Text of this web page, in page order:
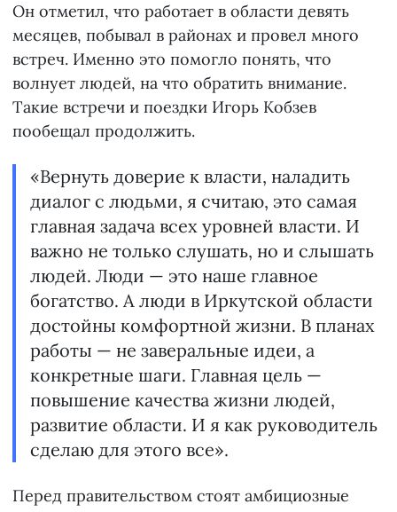
Он отметил, что работает в области девять
месяцев, побывал в районах и провел много
встреч. Именно это помогло понять, что
волнует людей, на что обратить внимание.
Такие встречи и поездки Игорь Кобзев
пообещал продолжить.
«Вернуть доверие к власти, наладить
диалог с людьми, я считаю, это самая
главная задача всех уровней власти. И
важно не только слушать, но и слышать
людей. Люди — это наше главное
богатство. А люди в Иркутской области
достойны комфортной жизни. В планах
работы — не заверальные идеи, а
конкретные шаги. Главная цель —
повышение качества жизни людей,
развитие области. И я как руководитель
сделаю для этого все».
Перед правительством стоят амбициозные